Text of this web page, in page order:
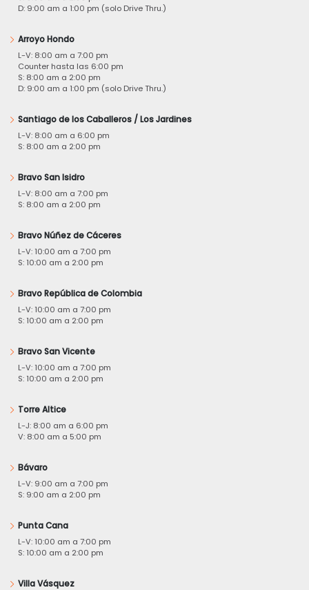
D: 9:00 am a 1:00 pm (solo Drive Thru.)
Arroyo Hondo
L-V: 8:00 am a 7:00 pm
Counter hasta las 6:00 pm
S: 8:00 am a 2:00 pm
D: 9:00 am a 1:00 pm (solo Drive Thru.)
Santiago de los Caballeros / Los Jardines
L-V: 8:00 am a 6:00 pm
S: 8:00 am a 2:00 pm
Bravo San Isidro
L-V: 8:00 am a 7:00 pm
S: 8:00 am a 2:00 pm
Bravo Núñez de Cáceres
L-V: 10:00 am a 7:00 pm
S: 10:00 am a 2:00 pm
Bravo República de Colombia
L-V: 10:00 am a 7:00 pm
S: 10:00 am a 2:00 pm
Bravo San Vicente
L-V: 10:00 am a 7:00 pm
S: 10:00 am a 2:00 pm
Torre Altice
L-J: 8:00 am a 6:00 pm
V: 8:00 am a 5:00 pm
Bávaro
L-V: 9:00 am a 7:00 pm
S: 9:00 am a 2:00 pm
Punta Cana
L-V: 10:00 am a 7:00 pm
S: 10:00 am a 2:00 pm
Villa Vásquez